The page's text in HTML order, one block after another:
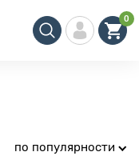
0
по популярности